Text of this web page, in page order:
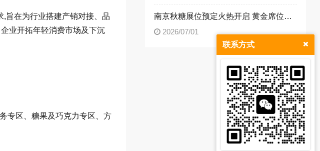
旨在为行业搭建产销对接、品
业开拓年轻消费市场及下沉
专区、糖果及巧克力专区、方
南京秋糖展位预定火热开启 黄金席位抢占行业发展先机
2026/07/01
联系方式